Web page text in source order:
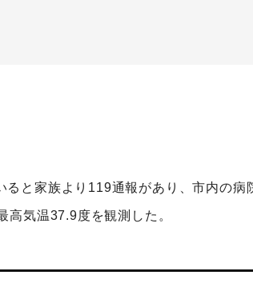
と家族より119通報があり、市内の
気温37.9度を観測した。